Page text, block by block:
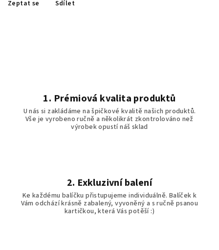
Zeptat se Sdílet
1. Prémiová kvalita produktů
U nás si zakládáme na špičkové kvalitě našich produktů.
Vše je vyrobeno ručně a několikrát zkontrolováno než
výrobek opustí náš sklad
2. Exkluzivní balení
Ke každému balíčku přistupujeme individuálně. Balíček k
Vám odchází krásně zabalený, vyvoněný a s ručně psanou
kartičkou, která Vás potěší :)